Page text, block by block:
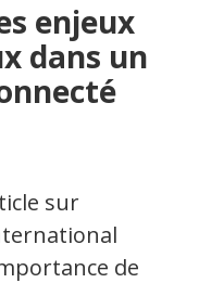
enjeux
dans un
sur
de